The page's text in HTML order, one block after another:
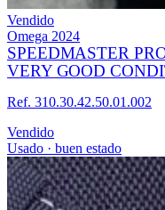
Vendido
Omega 2024
SPEEDMASTER
VERY GOOD
Ref. 310.30.42.50.01.002
Vendido
Usado · buen estado